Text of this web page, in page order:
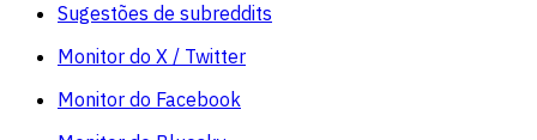
Sugestões de subreddits
Monitor do X / Twitter
Monitor do Facebook